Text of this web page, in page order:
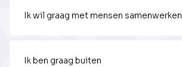
Ik wil graag met mensen samenwerken
Ik ben graag buiten